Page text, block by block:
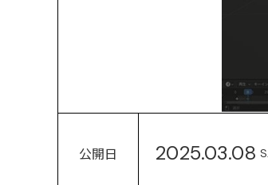
公開日 2025.03.08